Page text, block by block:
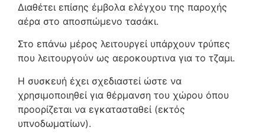
Διαθέτει επίσης έμβολα ελέγχου της παροχής
αέρα στο αποσπώμενο τασάκι.
Στο επάνω μέρος λειτουργεί υπάρχουν τρύπες
που λειτουργούν ως αεροκουρτινα για το τζαμι.
Η συσκευή έχει σχεδιαστεί ώστε να
χρησιμοποιηθεί για θέρμανση του χώρου όπου
προορίζεται να εγκατασταθεί (εκτός
υπνοδωματίων).